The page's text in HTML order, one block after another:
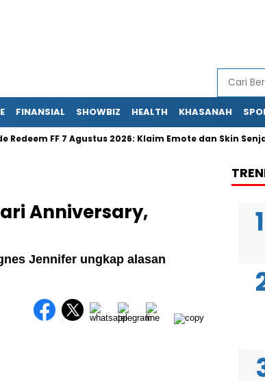
FINANSIAL SHOWBIZ HEALTH KHASANAH
FF 7 Agustus 2026: Klaim Emote dan Skin Senjata
Anniversary,
Jennifer ungkap alasan